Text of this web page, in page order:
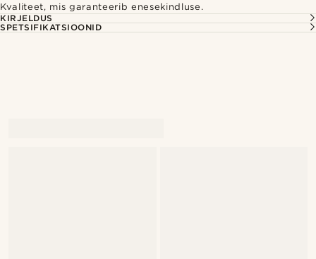
Kvaliteet, mis garanteerib enesekindluse.
KIRJELDUS
SPETSIFIKATSIOONID